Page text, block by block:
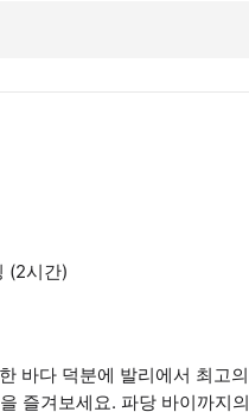
(2시간)
바다 덕분에 발리에서 최고
즐겨보세요. 파당 바이까지